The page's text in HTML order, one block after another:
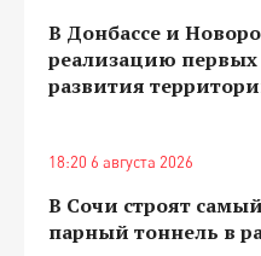
В Донбассе и
реализацию первых
развития
18:20 6 августа 2026
В Сочи строят
парный тоннель в